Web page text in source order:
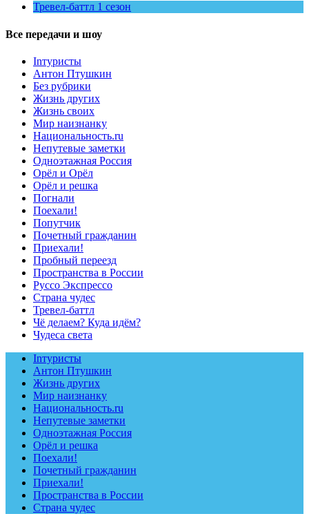
Тревел-баттл 1 сезон
Все передачи и шоу
Inтуристы
Антон Птушкин
Без рубрики
Жизнь других
Жизнь своих
Мир наизнанку
Национальность.ru
Непутевые заметки
Одноэтажная Россия
Орёл и Орёл
Орёл и решка
Погнали
Поехали!
Попутчик
Почетный гражданин
Приехали!
Пробный переезд
Пространства в России
Руссо Экспрессо
Страна чудес
Тревел-баттл
Чё делаем? Куда идём?
Чудеса света
Inтуристы
Антон Птушкин
Жизнь других
Мир наизнанку
Национальность.ru
Непутевые заметки
Одноэтажная Россия
Орёл и решка
Поехали!
Почетный гражданин
Приехали!
Пространства в России
Страна чудес